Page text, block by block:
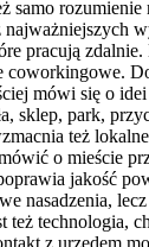
samo
pracują
coworkingowe.
mówi się o
sklep, park,
też
o mieście
jakość
nasadzenia,
też technologia,
z urzędem